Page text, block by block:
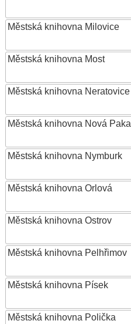
Městská knihovna Milovice
Městská knihovna Most
Městská knihovna Neratovice
Městská knihovna Nová Paka
Městská knihovna Nymburk
Městská knihovna Orlová
Městská knihovna Ostrov
Městská knihovna Pelhřimov
Městská knihovna Písek
Městská knihovna Polička